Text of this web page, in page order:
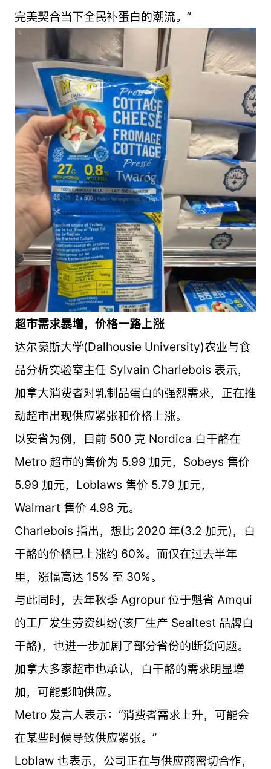
完美契合当下全民补蛋白的潮流。”
超市需求暴增，价格一路上涨
达尔豪斯大学(Dalhousie University)农业与食
品分析实验室主任 Sylvain Charlebois 表示，
加拿大消费者对乳制品蛋白的强烈需求，正在推
动超市出现供应紧张和价格上涨。
以安省为例，目前 500 克 Nordica 白干酪在
Metro 超市的售价为 5.99 加元，Sobeys 售价
5.99 加元，Loblaws 售价 5.79 加元，
Walmart 售价 4.98 元。
Charlebois 指出，想比 2020 年(3.2 加元)，白
干酪的价格已上涨约 60%。而仅在过去半年
里，涨幅高达 15% 至 30%。
与此同时，去年秋季 Agropur 位于魁省 Amqui
的工厂发生劳资纠纷(该厂生产 Sealtest 品牌白
干酪)，也进一步加剧了部分省份的断货问题。
加拿大多家超市也承认，白干酪的需求明显增
加，可能影响供应。
Metro 发言人表示：“消费者需求上升，可能会
在某些时候导致供应紧张。”
Loblaw 也表示，公司正在与供应商密切合作，